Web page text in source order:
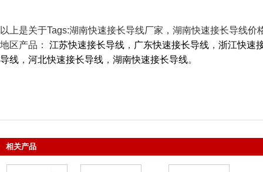
以上是关于Tags:湖南快速接长导线厂家，湖南快速接长导线
地区产品： 江苏快速接长导线 ， 广东快速接长导线 ， 浙江快速
导线 ， 河北快速接长导线 ， 湖南快速接长导线。
相关产品